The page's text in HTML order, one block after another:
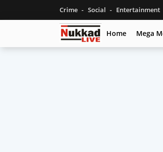
Crime Social Entertainment
Home Mega